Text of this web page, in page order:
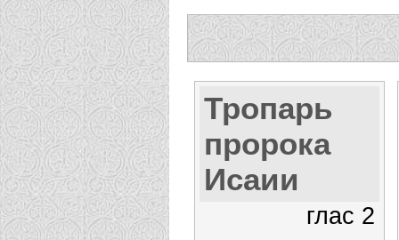
Тропарь
пророка
Исаии
глас 2